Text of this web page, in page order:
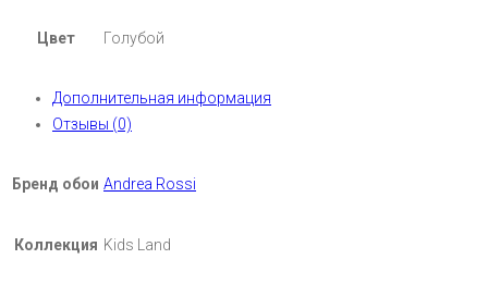
Цвет Голубой
Дополнительная информация
Отзывы (0)
Бренд обои Andrea Rossi
Коллекция Kids Land